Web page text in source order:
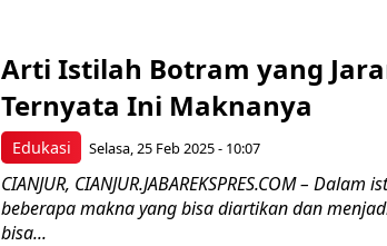
Edukasi
Arti Istilah Botram yang
Ternyata Ini Maknanya
Selasa, 25 Feb 2025 - 10:07
CIANJUR, CIANJUR.JABAREKSPRES.COM –
beberapa makna yang bisa diartikan dan
bisa...